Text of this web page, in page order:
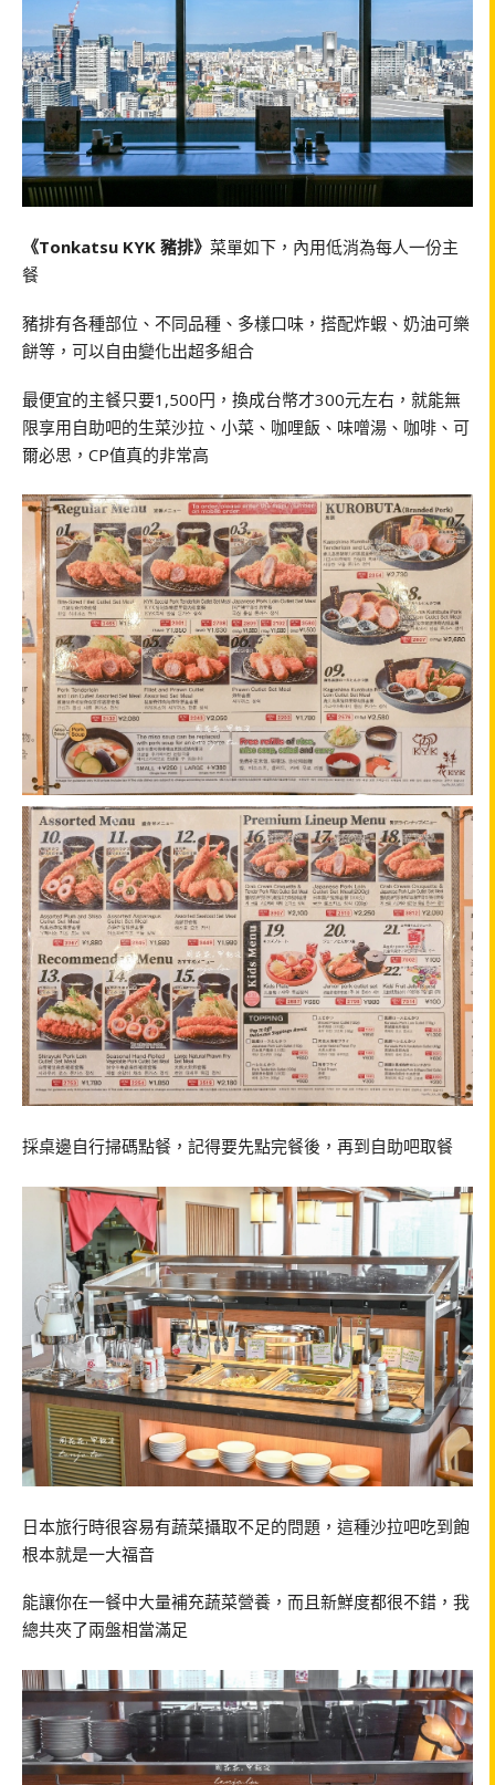
《Tonkatsu KYK 豬排》 菜單如下，內用低消為每人一份主
餐
豬排有各種部位、不同品種、多樣口味，搭配炸蝦、奶油可樂
餅等，可以自由變化出超多組合
最便宜的主餐只要1,500円，換成台幣才300元左右，就能無
限享用自助吧的生菜沙拉、小菜、咖哩飯、味噌湯、咖啡、可
爾必思，CP值真的非常高
採桌邊自行掃碼點餐，記得要先點完餐後，再到自助吧取餐
日本旅行時很容易有蔬菜攝取不足的問題，這種沙拉吧吃到飽
根本就是一大福音
能讓你在一餐中大量補充蔬菜營養，而且新鮮度都很不錯，我
總共夾了兩盤相當滿足